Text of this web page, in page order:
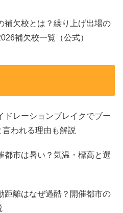
補欠校とは？繰り上げ出場の
補欠校一覧（公式）
ドレーションブレイクでブー
われる理由も解説
都市は暑い？気温・標高と選
距離はなぜ過酷？開催都市の